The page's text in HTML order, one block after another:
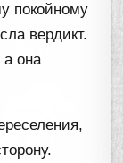
покойному
вердикт.
а она